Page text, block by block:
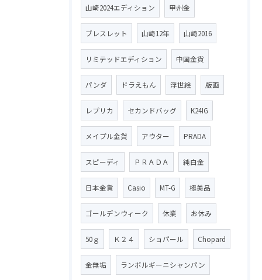
山崎2024エディション 甲州金
ブレスレット 山崎12年 山崎2016
リミテッドエディション 中国金貨
パンダ ドラえもん 浮世絵 版画
レプリカ セカンドバッグ K24IG
メイプル金貨 アウター PRADA
スピーディ ＰＲＡＤＡ 純白金
日本金貨 Casio MT-G 極美品
ゴールデンウィーク 休業 お休み
50ｇ Ｋ２４ ショパール Chopard
金無垢 ランボルギーニシャンパン